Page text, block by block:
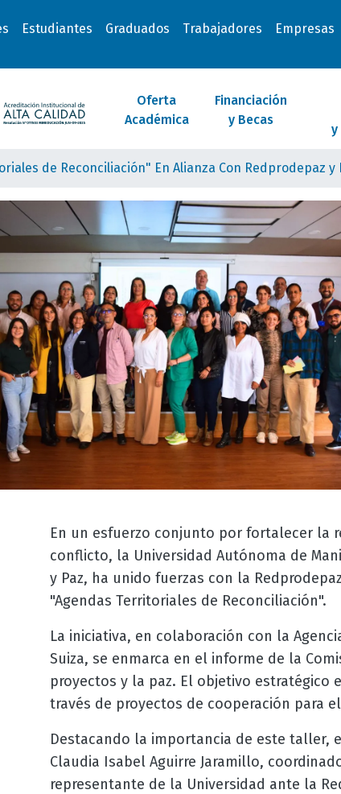
Estudiantes Graduados Trabajadores Empresas
Oferta
Académica
Financiación
y Becas
y
de Reconciliación" En Alianza Con Redprodepaz y
En un esfuerzo conjunto por fortalecer la
conflicto, la Universidad Autónoma de
y Paz, ha unido fuerzas con la
"Agendas Territoriales de Reconciliación".
La iniciativa, en colaboración con la
Suiza, se enmarca en el informe de la
proyectos y la paz. El objetivo
través de proyectos de cooperación para
Destacando la importancia de este taller,
Claudia Isabel Aguirre Jaramillo,
representante de la Universidad ante la